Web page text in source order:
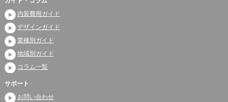
内装費用ガイド
デザインガイド
業種別ガイド
地域別ガイド
コラム一覧
サポート
お問い合わせ